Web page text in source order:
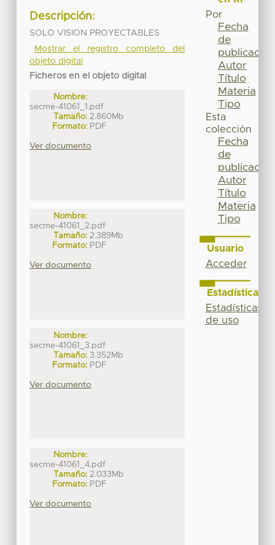
Descripción:
SOLO VISION PROYECTABLES
Mostrar el registro completo del
objeto digital
Ficheros en el objeto digital
Nombre:
secme-41061_1.pdf
Tamaño: 2.860Mb
Formato: PDF
Ver documento
Nombre:
secme-41061_2.pdf
Tamaño: 2.389Mb
Formato: PDF
Ver documento
Nombre:
secme-41061_3.pdf
Tamaño: 3.352Mb
Formato: PDF
Ver documento
Nombre:
secme-41061_4.pdf
Tamaño: 2.033Mb
Formato: PDF
Ver documento
Por
Fecha
de
publicación
Autor
Título
Materia
Tipo
Esta
colección
Fecha
de
publicación
Autor
Título
Materia
Tipo
Usuario
Acceder
Estadísticas
Estadísticas
de uso